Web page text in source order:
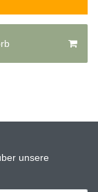
unsere